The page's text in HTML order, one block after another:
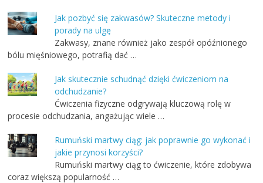
Jak pozbyć się zakwasów? Skuteczne metody i
porady na ulgę
Zakwasy, znane również jako zespół opóźnionego
bólu mięśniowego, potrafią dać …
Jak skutecznie schudnąć dzięki ćwiczeniom na
odchudzanie?
Ćwiczenia fizyczne odgrywają kluczową rolę w
procesie odchudzania, angażując wiele …
Rumuński martwy ciąg: jak poprawnie go wykonać i
jakie przynosi korzyści?
Rumuński martwy ciąg to ćwiczenie, które zdobywa
coraz większą popularność …